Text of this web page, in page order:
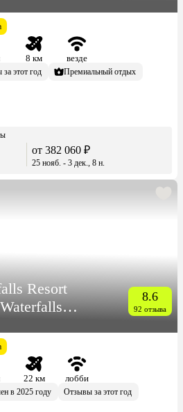
8 км
везде
этот год
Премиальный отдых
от 382 060 ₽
25 нояб. - 3 дек., 8 н.
Resort
8.6
92 отзыва
22 км
лобби
в 2025 году
Отзывы за этот год